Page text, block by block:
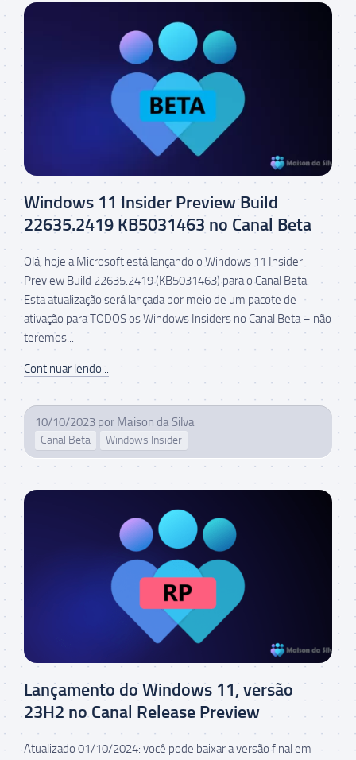
Windows 11 Insider Preview Build
22635.2419 KB5031463 no Canal Beta
Olá, hoje a Microsoft está lançando o Windows 11 Insider
Preview Build 22635.2419 (KB5031463) para o Canal Beta.
Esta atualização será lançada por meio de um pacote de
ativação para TODOS os Windows Insiders no Canal Beta – não
teremos...
Continuar lendo...
10/10/2023 por Maison da Silva
Canal Beta Windows Insider
Lançamento do Windows 11, versão
23H2 no Canal Release Preview
Atualizado 01/10/2024: você pode baixar a versão final em